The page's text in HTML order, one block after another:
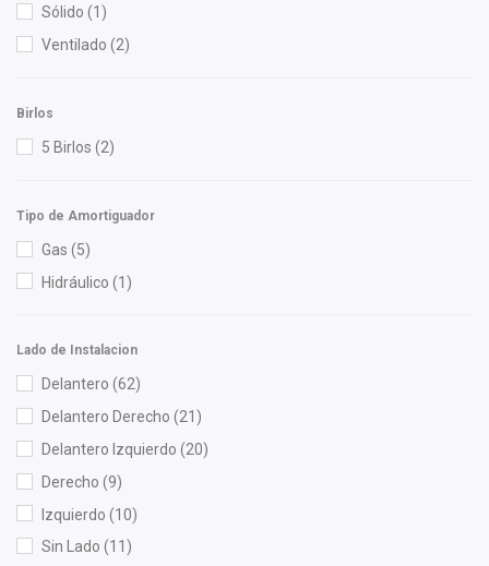
Miller(1)
Mirsa Mikas Infante Ruiz
MOTORFIL
NGK(4)
NSB
OEP(12)
Polar (2)
Sólido (1)
Ventilado (2)
Birlos
5 Birlos (2)
Tipo de Amortiguador
Gas (5)
Hidráulico (1)
Lado de Instalacion
Delantero (62)
Delantero Derecho (21)
Delantero Izquierdo (20)
Derecho (9)
Izquierdo (10)
Sin Lado (11)